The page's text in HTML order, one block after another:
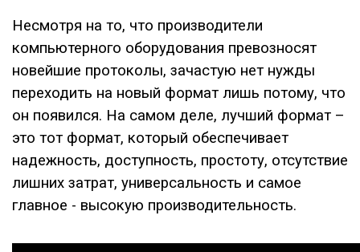
Несмотря на то, что производители
компьютерного оборудования превозносят
новейшие протоколы, зачастую нет нужды
переходить на новый формат лишь потому, что
он появился. На самом деле, лучший формат –
это тот формат, который обеспечивает
надежность, доступность, простоту, отсутствие
лишних затрат, универсальность и самое
главное - высокую производительность.